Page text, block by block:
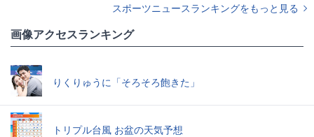
スポーツニュースランキングをもっと見る
画像アクセスランキング
りくりゅうに「そろそろ飽きた」
トリプル台風 お盆の天気予想